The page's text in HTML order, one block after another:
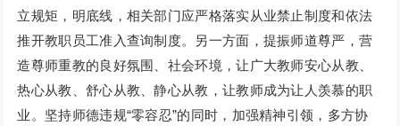
立规矩，明底线，相关部门应严格落实从业禁止制度和依法
推开教职员工准入查询制度。另一方面，提振师道尊严，营
造尊师重教的良好氛围、社会环境，让广大教师安心从教、
热心从教、舒心从教、静心从教，让教师成为让人羡慕的职
业。坚持师德违规“零容忍”的同时，加强精神引领，多方协